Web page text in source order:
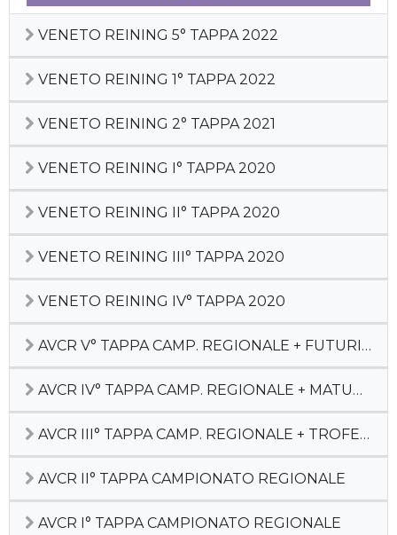
VENETO REINING 5° TAPPA 2022
VENETO REINING 1° TAPPA 2022
VENETO REINING 2° TAPPA 2021
VENETO REINING I° TAPPA 2020
VENETO REINING II° TAPPA 2020
VENETO REINING III° TAPPA 2020
VENETO REINING IV° TAPPA 2020
AVCR V° TAPPA CAMP. REGIONALE + FUTURITY
AVCR IV° TAPPA CAMP. REGIONALE + MATURITY
AVCR III° TAPPA CAMP. REGIONALE + TROFEO SILVIA SGAGGIO
AVCR II° TAPPA CAMPIONATO REGIONALE
AVCR I° TAPPA CAMPIONATO REGIONALE